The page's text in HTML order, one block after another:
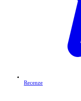
Recenze